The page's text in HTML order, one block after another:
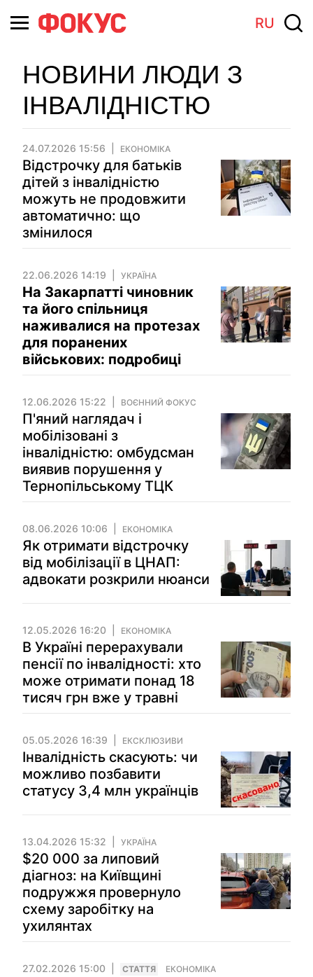
RU
НОВИНИ ЛЮДИ З
ІНВАЛІДНІСТЮ
24.07.2026 15:56 ЕКОНОМІКА
Відстрочку для батьків
дітей з інвалідністю
можуть не продовжити
автоматично: що
змінилося
22.06.2026 14:19 УКРАЇНА
На Закарпатті чиновник
та його спільниця
наживалися на протезах
для поранених
військових: подробиці
12.06.2026 15:22 ВОЄННИЙ ФОКУС
П'яний наглядач і
мобілізовані з
інвалідністю: омбудсман
виявив порушення у
Тернопільському ТЦК
08.06.2026 10:06 ЕКОНОМІКА
Як отримати відстрочку
від мобілізації в ЦНАП:
адвокати розкрили нюанси
12.05.2026 16:20 ЕКОНОМІКА
В Україні перерахували
пенсії по інвалідності: хто
може отримати понад 18
тисяч грн вже у травні
05.05.2026 16:39 ЕКСКЛЮЗИВИ
Інвалідність скасують: чи
можливо позбавити
статусу 3,4 млн українців
13.04.2026 15:32 УКРАЇНА
$20 000 за липовий
діагноз: на Київщині
подружжя провернуло
схему заробітку на
ухилянтах
27.02.2026 15:00 СТАТТЯ ЕКОНОМІКА